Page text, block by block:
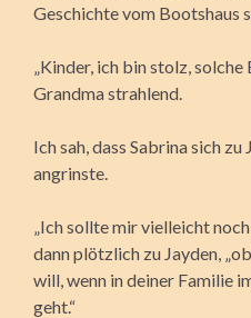
Geschichte vom Bootshaus
„Kinder, ich bin stolz,
Grandma strahlend.
Ich sah, dass Sabrina sich
angrinste.
„Ich sollte mir vielleicht
dann plötzlich zu Jayden,
will, wenn in deiner Familie
geht.“